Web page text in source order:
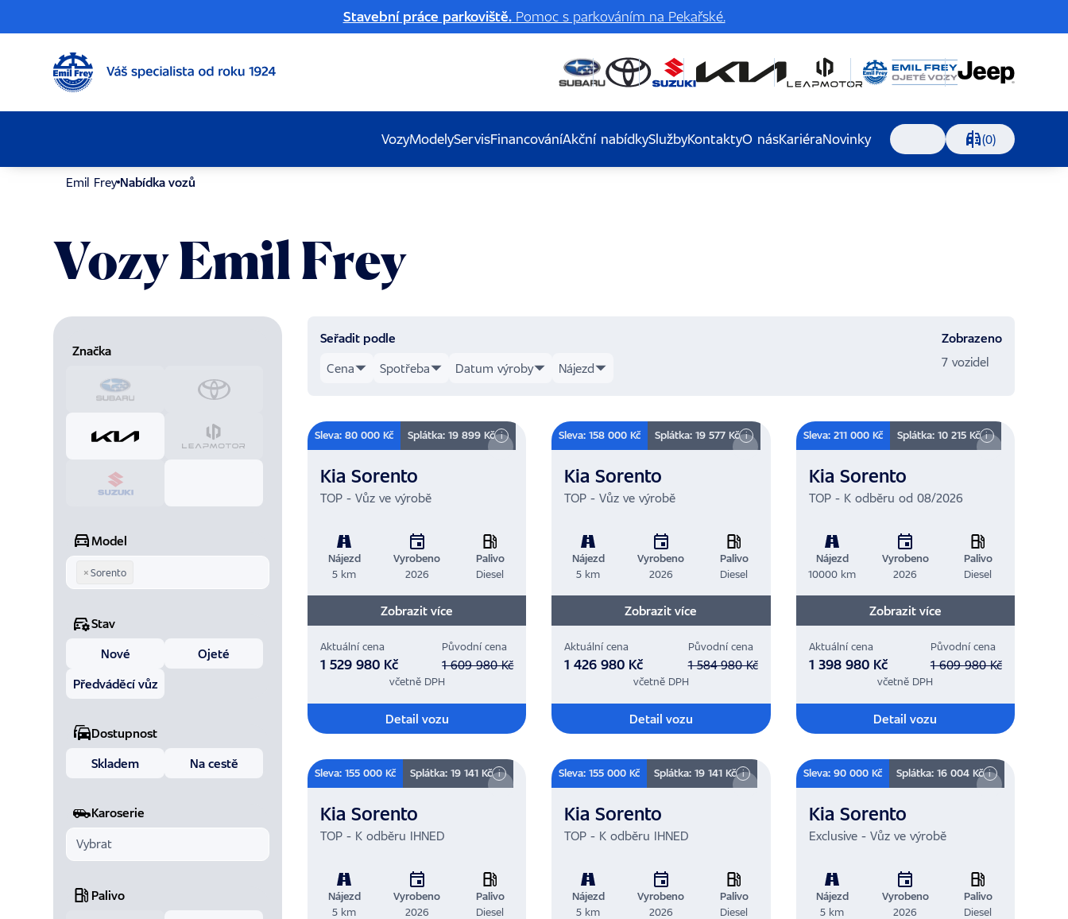
Stavební práce parkoviště.Pomoc s parkováním na Pekařské.
VozyModelyServisFinancováníAkční nabídkySlužbyKontaktyO násKariéraNovinky VyhledáváníPorovnávání, 0
(0)
Emil Frey Nabídka vozů
Vozy Emil Frey
Značka
Model
× Sorento
Stav
Nové
Ojeté
Předváděcí vůz
Dostupnost
Skladem
Na cestě
Karoserie
Palivo
Zobrazeno
7 vozidel
Seřadit podle
Cena
Spotřeba Datum výroby Nájezd
Sleva: 80 000 Kč Splátka: 19 899 Kč i
Kia Sorento
TOP - Vůz ve výrobě
Nájezd
5 km
Vyrobeno
2026
Palivo
Diesel
Zobrazit více
Aktuální cena
1 529 980 Kč
Původní cena
1 609 980 Kč
včetně DPH
Detail vozu
Sleva: 158 000 Kč Splátka: 19 577 Kč i
Kia Sorento
TOP - Vůz ve výrobě
Nájezd
5 km
Vyrobeno
2026
Palivo
Diesel
Zobrazit více
Aktuální cena
1 426 980 Kč
Původní cena
1 584 980 Kč
včetně DPH
Detail vozu
Sleva: 211 000 Kč Splátka: 10 215 Kč i
Kia Sorento
TOP - K odběru od 08/2026
Nájezd
10000 km
Vyrobeno
2026
Palivo
Diesel
Zobrazit více
Aktuální cena
1 398 980 Kč
Původní cena
1 609 980 Kč
včetně DPH
Detail vozu
Sleva: 155 000 Kč Splátka: 19 141 Kč i
Kia Sorento
TOP - K odběru IHNED
Nájezd
5 km
Vyrobeno
2026
Palivo
Diesel
Sleva: 155 000 Kč Splátka: 19 141 Kč i
Kia Sorento
TOP - K odběru IHNED
Nájezd
5 km
Vyrobeno
2026
Palivo
Diesel
Sleva: 90 000 Kč Splátka: 16 004 Kč i
Kia Sorento
Exclusive - Vůz ve výrobě
Nájezd
5 km
Vyrobeno
2026
Palivo
Diesel